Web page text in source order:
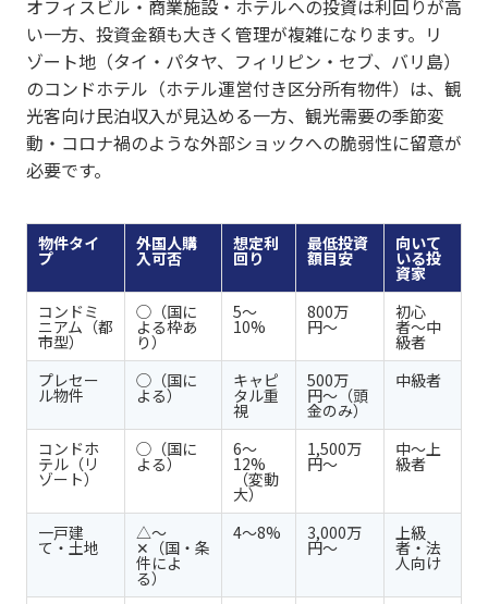
オフィスビル・商業施設・ホテルへの投資は利回りが高
い一方、投資金額も大きく管理が複雑になります。リ
ゾート地（タイ・パタヤ、フィリピン・セブ、バリ島）
のコンドホテル（ホテル運営付き区分所有物件）は、観
光客向け民泊収入が見込める一方、観光需要の季節変
動・コロナ禍のような外部ショックへの脆弱性に留意が
必要です。
物件タイ
プ
外国人購
入可否
想定利
回り
最低投資
額目安
向いて
いる投
資家
コンドミ
ニアム（都
市型）
◯（国に
よる枠あ
り）
5〜
10%
800万
円〜
初心
者〜中
級者
プレセー
ル物件
◯（国に
よる）
キャピ
タル重
視
500万
円〜（頭
金のみ）
中級者
コンドホ
テル（リ
ゾート）
◯（国に
よる）
6〜
12%
（変動
大）
1,500万
円〜
中〜上
級者
一戸建
て・土地
△〜
✕（国・条
件によ
る）
4〜8% 3,000万
円〜
上級
者・法
人向け